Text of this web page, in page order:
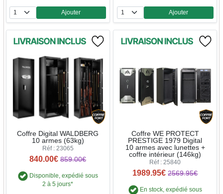
Quantité
Ajouter
Quantité
Ajouter
Coffre Digital WALDBERG
10 armes (63kg)
Réf : 23065
840.00€ 859.00€
Disponible, expédié sous
2 à 5 jours*
Coffre WE PROTECT
PRESTIGE 1979 Digital
10 armes avec lunettes +
coffre intérieur (146kg)
Réf : 25840
1989.95€ 2569.95€
En stock, expédié sous